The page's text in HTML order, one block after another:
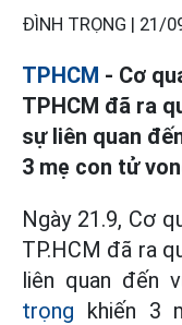
ĐÌNH TRỌNG | 21/
TPHCM - Cơ
TPHCM đã ra
sự liên quan
3 mẹ con tử
Ngày 21.9, Cơ
TP.HCM đã ra
liên quan đến
trọng khiến 3